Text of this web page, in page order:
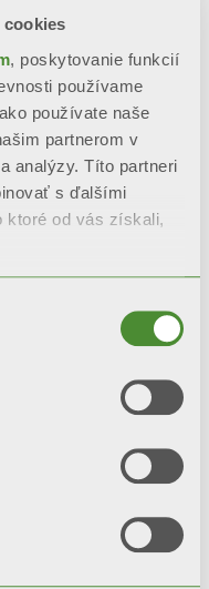
, poskytovanie funkcií
používame
používate naše
partnerom v
analýzy. Títo partneri
s ďalšími
ktoré od vás získali,
úprava
corrosione
vďaka
a